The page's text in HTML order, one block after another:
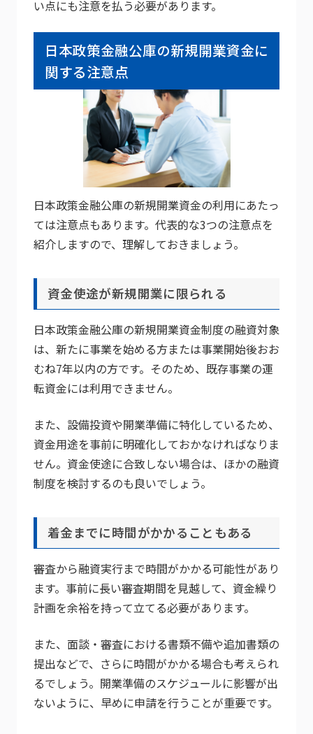
い点にも注意を払う必要があります。
日本政策金融公庫の新規開業資金に
関する注意点
日本政策金融公庫の新規開業資金の利用にあたっ
ては注意点もあります。代表的な3つの注意点を
紹介しますので、理解しておきましょう。
資金使途が新規開業に限られる
日本政策金融公庫の新規開業資金制度の融資対象
は、新たに事業を始める方または事業開始後おお
むね7年以内の方です。そのため、既存事業の運
転資金には利用できません。
また、設備投資や開業準備に特化しているため、
資金用途を事前に明確化しておかなければなりま
せん。資金使途に合致しない場合は、ほかの融資
制度を検討するのも良いでしょう。
着金までに時間がかかることもある
審査から融資実行まで時間がかかる可能性があり
ます。事前に長い審査期間を見越して、資金繰り
計画を余裕を持って立てる必要があります。
また、面談・審査における書類不備や追加書類の
提出などで、さらに時間がかかる場合も考えられ
るでしょう。開業準備のスケジュールに影響が出
ないように、早めに申請を行うことが重要です。